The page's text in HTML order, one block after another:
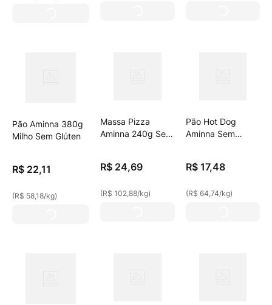
Pão Aminna 380g
Milho Sem Glúten
R$ 22,11
(R$ 58,18/kg)
Massa Pizza
Aminna 240g Sem
R$ 24,69
(R$ 102,88/kg)
Pão Hot Dog
Aminna Sem
R$ 17,48
(R$ 64,74/kg)